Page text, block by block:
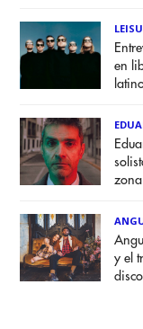
en
y el
disco